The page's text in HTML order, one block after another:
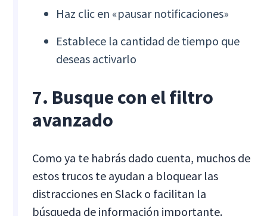
Haz clic en «pausar notificaciones»
Establece la cantidad de tiempo que
deseas activarlo
7. Busque con el filtro
avanzado
Como ya te habrás dado cuenta, muchos de
estos trucos te ayudan a bloquear las
distracciones en Slack o facilitan la
búsqueda de información importante.